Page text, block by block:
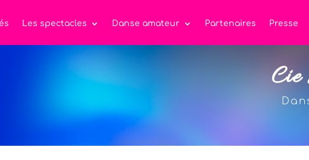
Les spectacles Danse amateur Partenaires Presse